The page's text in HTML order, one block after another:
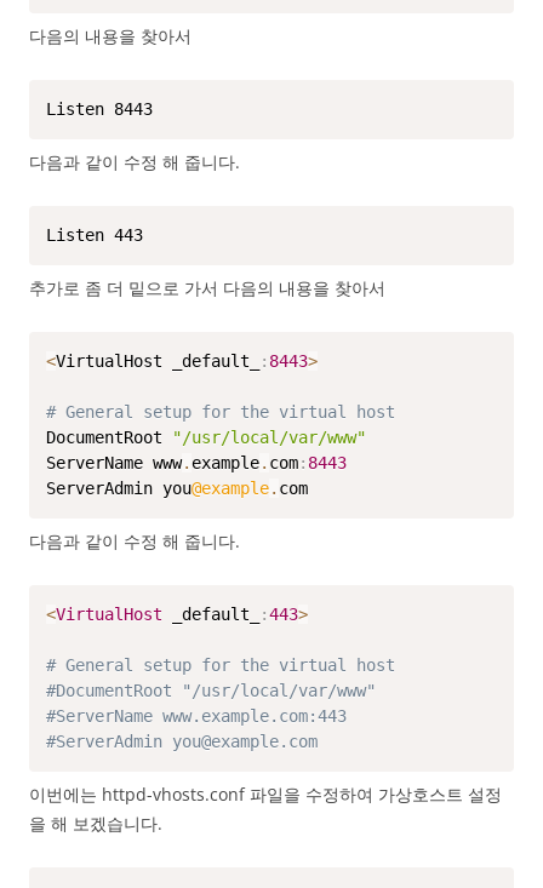
다음의 내용을 찾아서
Listen 8443
다음과 같이 수정 해 줍니다.
Listen 443
추가로 좀 더 밑으로 가서 다음의 내용을 찾아서
<VirtualHost _default_ : 8443>
# General setup for the virtual host
DocumentRoot
"/usr/local/var/www"
ServerName www. example. com: 8443
ServerAdmin you@example. com
다음과 같이 수정 해 줍니다.
<VirtualHost _default_ :443>
# General setup for the virtual host
#DocumentRoot "/usr/local/var/www"
#ServerName www.example.com:443
#ServerAdmin you@example.com
이번에는 httpd-vhosts.conf 파일을 수정하여 가상호스트 설정
을 해 보겠습니다.